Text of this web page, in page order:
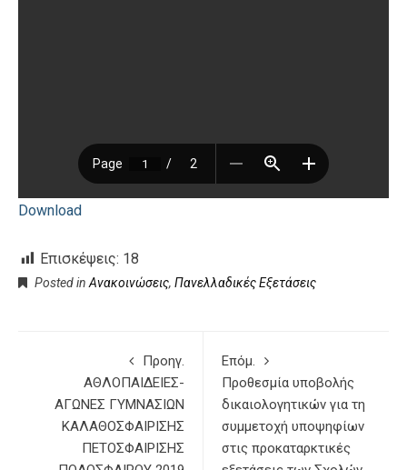
Download
Επισκέψεις: 18
Posted in Ανακοινώσεις, Πανελλαδικές Εξετάσεις
Προηγ.
ΑΘΛΟΠΑΙΔΕΙΕΣ-
ΑΓΩΝΕΣ ΓΥΜΝΑΣΙΩΝ
ΚΑΛΑΘΟΣΦΑΙΡΙΣΗΣ
ΠΕΤΟΣΦΑΙΡΙΣΗΣ
Επόμ.
Προθεσμία υποβολής
δικαιολογητικών για τη
συμμετοχή υποψηφίων
στις προκαταρκτικές